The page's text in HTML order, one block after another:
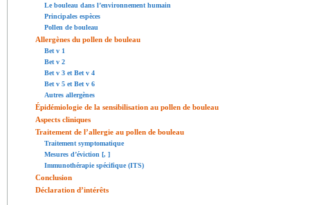
Le bouleau dans l’environnement humain
Principales espèces
Pollen de bouleau
Allergènes du pollen de bouleau
Bet v 1
Bet v 2
Bet v 3 et Bet v 4
Bet v 5 et Bet v 6
Autres allergènes
Épidémiologie de la sensibilisation au pollen de bouleau
Aspects cliniques
Traitement de l’allergie au pollen de bouleau
Traitement symptomatique
Mesures d’éviction [, ]
Immunothérapie spécifique (ITS)
Conclusion
Déclaration d’intérêts